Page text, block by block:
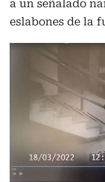
a un señalado
eslabones de la